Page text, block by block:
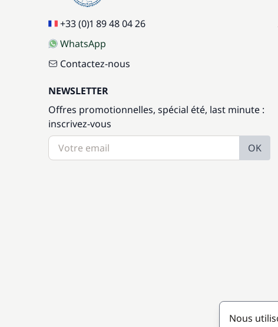
+33 (0)1 89 48 04 26
WhatsApp
Contactez-nous
NEWSLETTER
Offres promotionnelles, spécial été, last minute :
inscrivez-vous
OK
Nous